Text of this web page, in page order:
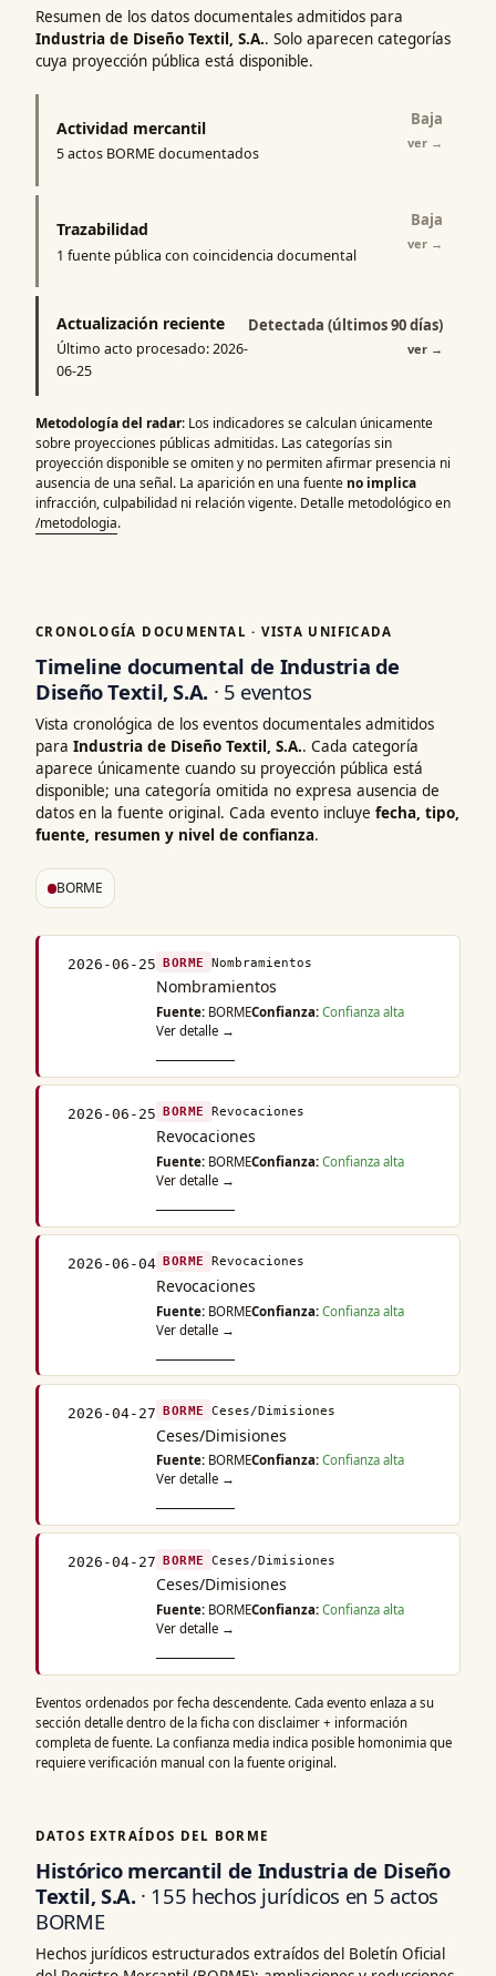
Resumen de los datos documentales admitidos para
Industria de Diseño Textil, S.A.. Solo aparecen categorías
cuya proyección pública está disponible.
Actividad mercantil
5 actos BORME documentados
Baja
ver →
Trazabilidad
1 fuente pública con coincidencia documental
Baja
ver →
Actualización reciente
Último acto procesado: 2026-
06-25
Detectada (últimos 90 días)
ver →
Metodología del radar: Los indicadores se calculan únicamente
sobre proyecciones públicas admitidas. Las categorías sin
proyección disponible se omiten y no permiten afirmar presencia ni
ausencia de una señal. La aparición en una fuente no implica
infracción, culpabilidad ni relación vigente. Detalle metodológico en
/metodologia.
CRONOLOGÍA DOCUMENTAL · VISTA UNIFICADA
Timeline documental de Industria de
Diseño Textil, S.A. · 5 eventos
Vista cronológica de los eventos documentales admitidos
para Industria de Diseño Textil, S.A.. Cada categoría
aparece únicamente cuando su proyección pública está
disponible; una categoría omitida no expresa ausencia de
datos en la fuente original. Cada evento incluye fecha, tipo,
fuente, resumen y nivel de confianza.
BORME
2026-06-25 BORME Nombramientos
Nombramientos
Fuente: BORMEConfianza: Confianza alta
Ver detalle →
2026-06-25 BORME Revocaciones
Revocaciones
Fuente: BORMEConfianza: Confianza alta
Ver detalle →
2026-06-04 BORME Revocaciones
Revocaciones
Fuente: BORMEConfianza: Confianza alta
Ver detalle →
2026-04-27 BORME Ceses/Dimisiones
Ceses/Dimisiones
Fuente: BORMEConfianza: Confianza alta
Ver detalle →
2026-04-27 BORME Ceses/Dimisiones
Ceses/Dimisiones
Fuente: BORMEConfianza: Confianza alta
Ver detalle →
Eventos ordenados por fecha descendente. Cada evento enlaza a su
sección detalle dentro de la ficha con disclaimer + información
completa de fuente. La confianza media indica posible homonimia que
requiere verificación manual con la fuente original.
DATOS EXTRAÍDOS DEL BORME
Histórico mercantil de Industria de Diseño
Textil, S.A. · 155 hechos jurídicos en 5 actos
BORME
Hechos jurídicos estructurados extraídos del Boletín Oficial